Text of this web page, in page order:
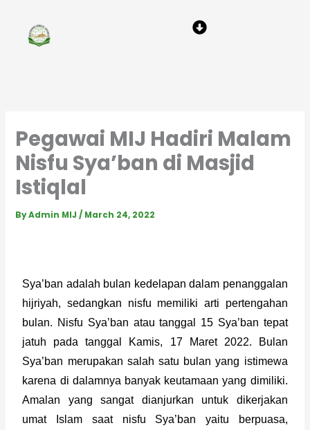
content
Menu
Pegawai MIJ Hadiri Malam
Nisfu Sya’ban di Masjid
Istiqlal
ByAdmin MIJ/ March 24, 2022
Sya’ban adalah bulan kedelapan dalam penanggalan
hijriyah, sedangkan nisfu memiliki arti pertengahan
bulan. Nisfu Sya’ban atau tanggal 15 Sya’ban tepat
jatuh pada tanggal Kamis, 17 Maret 2022. Bulan
Sya’ban merupakan salah satu bulan yang istimewa
karena di dalamnya banyak keutamaan yang dimiliki.
Amalan yang sangat dianjurkan untuk dikerjakan
umat Islam saat nisfu Sya’ban yaitu berpuasa,